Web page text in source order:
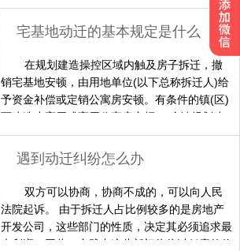
偿，不作安顿。超越合法赞同部分作为违章建
筑，不予补偿。 后批建的房子，不再另计附房
面积，超越批建的部分按违章处理，不予补偿。
缺乏批建面积的，以实践面积为准。房子装修评
估值。隶属物补偿。各类隶属物补偿的详细标准
由各镇(区)自行合理……
宅基地动迁的基本规定是什么
在规划建造操控区域内触及房子拆迁，撤
销宅基地安顿，由用地单位(以下总称拆迁人)给
予资金补偿或定销公寓房安顿。有条件的镇(区)
可建造小高层或高层公寓房安顿。 乡镇规划建
造操控区域外乡村居民房子拆迁可挑选自建房安
顿，但应在规划断定的新乡村会集寓居点建房，
鼓舞放弃宅基地挑选定销公寓房安顿。对整村整
组征地拆迁的以及无地组拆迁的，一概施行定销
公寓房安顿。 房子拆迁补偿安顿依照本方法施
行属地处理。……
遇到动迁纠纷怎么办
双方可以协商，协商不成的，可以向人民
法院起诉。 由于拆迁人占比例较多的是房地产
开发公司，这些部门的性质，决定其必须追求最
大利润，因此，实践中这些部门往往以低廉的价